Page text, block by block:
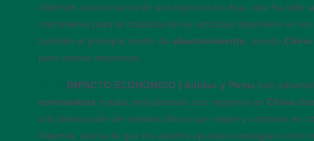
obtienen casi un tercio de sus ingresos en Asia, que ha sido
crecimiento para la industria de los artículos deportivos en
también el principal centro de abastecimiento, siendo China
para ambas empresas.
IMPACTO ECONÓMICO | Adidas y Puma han
coronavirus estaba perjudicando sus negocios en China
a la disminución de turistas chinos que viajan y compran en
Además, alerta de que los adultos «pueden contagiar» a los